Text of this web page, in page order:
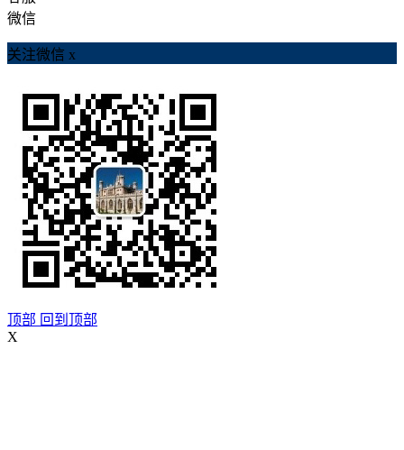
微信
关注微信 x
顶部 回到顶部
X